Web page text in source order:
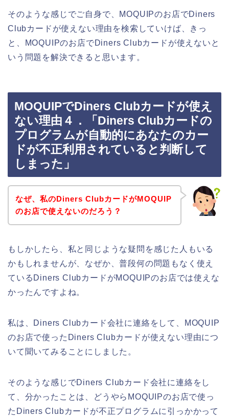
そのような感じでご自身で、MOQUIPのお店でDiners
Clubカードが使えない理由を検索していけば、きっ
と、MOQUIPのお店でDiners Clubカードが使えないと
いう問題を解決できると思います。
MOQUIPでDiners Clubカードが使え
ない理由４．「Diners Clubカードの
プログラムが自動的にあなたのカー
ドが不正利用されていると判断して
しまった」
なぜ、私のDiners ClubカードがMOQUIP
のお店で使えないのだろう？
もしかしたら、私と同じような疑問を感じた人もいる
かもしれませんが、なぜか、普段何の問題もなく使え
ているDiners ClubカードがMOQUIPのお店では使えな
かったんですよね。
私は、Diners Clubカード会社に連絡をして、MOQUIP
のお店で使ったDiners Clubカードが使えない理由につ
いて聞いてみることにしました。
そのような感じでDiners Clubカード会社に連絡をし
て、分かったことは、どうやらMOQUIPのお店で使っ
たDiners Clubカードが不正プログラムに引っかかって